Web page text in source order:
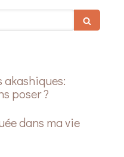
akashiques:
poser ?
dans ma vie